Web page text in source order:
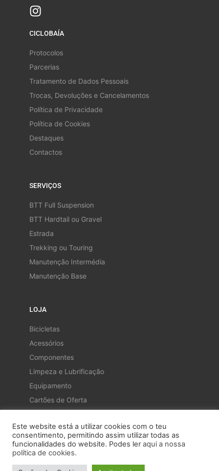
CICLOBAÍA
Protocolos
Parcerias
Tratamento de Dados Pessoais
Trocas, Devoluções e Cancelamentos
Política de Privacidade
Política de Cookies
Destaques
Contactos
SERVIÇOS
BTT Full Suspension
BTT Hardtail ou Gravel
Estrada
Trekking ou Touring
Manutenção Intermédia
Manutenção Base
LOJA
Bicicletas
Acessórios
Componentes
Limpeza e Lubrificação
Equipamento
Cartões de Oferta
Este website está a utilizar cookies com o teu
consentimento, permitindo assim utilizar todas as
funcionalidades do website. Podes ler aqui a nossa
política de cookies.